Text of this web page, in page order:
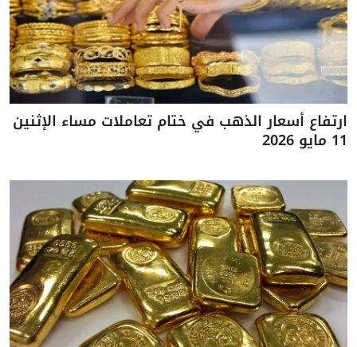
ارتفاع أسعار الذهب في ختام تعاملات مساء الإثنين
11 مايو 2026